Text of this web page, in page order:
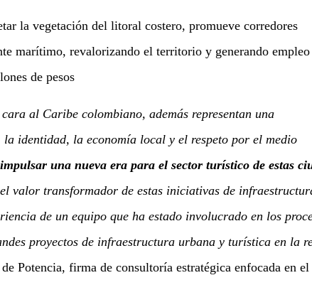
la vegetación del litoral costero, promueve corredores
marítimo, revalorizando el territorio y generando empleo
de pesos
al Caribe colombiano, además representan una
identidad, la economía local y el respeto por el medio
una nueva era para el sector turístico de estas
valor transformador de estas iniciativas de
de un equipo que ha estado involucrado en los
proyectos de infraestructura urbana y turística en la
Potencia, firma de consultoría estratégica enfocada en el